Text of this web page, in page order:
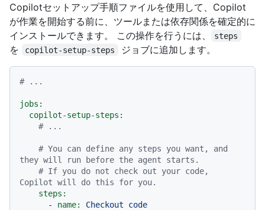
Copilotセットアップ手順ファイルを使用して、Copilot
が作業を開始する前に、ツールまたは依存関係を確定的に
インストールできます。 この操作を行うには、
steps
を copilot-setup-steps ジョブに追加します。
# ...
jobs:
copilot-setup-steps:
# ...
# You can define any steps you want, and
they will run before the agent starts.
# If you do not check out your code,
Copilot will do this for you.
steps:
-
name: Checkout
code